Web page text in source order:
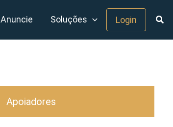
Anuncie Soluções Login
Apoiadores